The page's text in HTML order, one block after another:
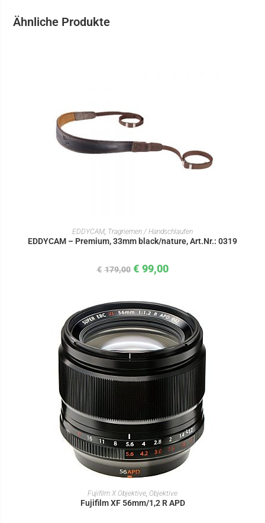
Ähnliche Produkte
IN DEN WARENKORB
EDDYCAM, Tragriemen / Handschlaufen
EDDYCAM – Premium, 33mm black/nature, Art.Nr.: 0319
€ 179,00 € 99,00
IN DEN WARENKORB
Fujifilm X Objektive Objektive
Fujifilm XF 56mm/1,2 R APD